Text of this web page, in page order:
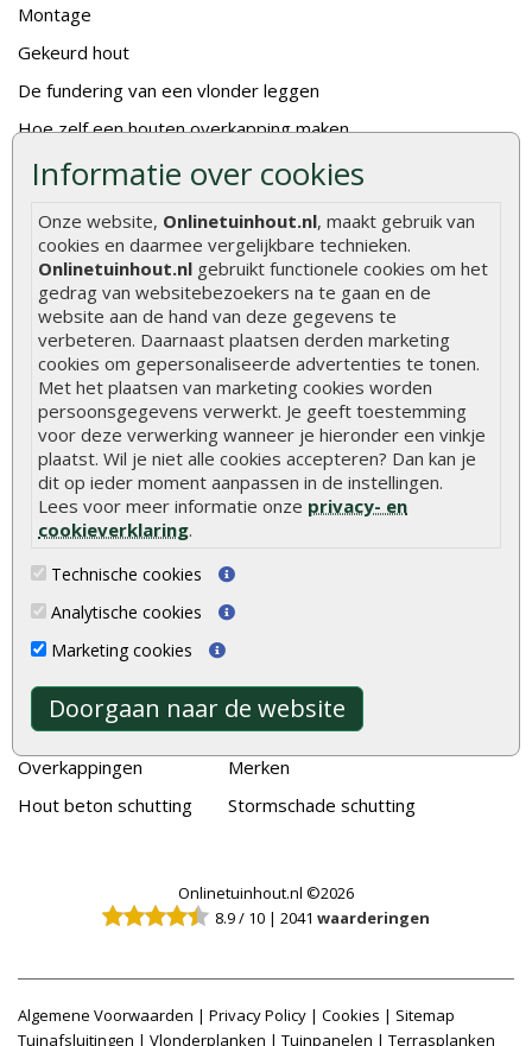
Informatie over cookies
Onze website, Onlinetuinhout.nl, maakt gebruik van
cookies en daarmee vergelijkbare technieken.
Onlinetuinhout.nl gebruikt functionele cookies om het
gedrag van websitebezoekers na te gaan en de
website aan de hand van deze gegevens te
verbeteren. Daarnaast plaatsen derden marketing
cookies om gepersonaliseerde advertenties te tonen.
Met het plaatsen van marketing cookies worden
persoonsgegevens verwerkt. Je geeft toestemming
voor deze verwerking wanneer je hieronder een vinkje
plaatst. Wil je niet alle cookies accepteren? Dan kan je
dit op ieder moment aanpassen in de instellingen.
Lees voor meer informatie onze privacy- en
cookieverklaring.
Technische cookies
Analytische cookies
Marketing cookies
Doorgaan naar de website
Montage
Gekeurd hout
De fundering van een vlonder leggen
Hoe zelf een houten overkapping maken
Hoe zelf een vlonder leggen
Hoe betonpaal plaatsen
Hoe schutting plaatsen
De 9 beste tuinschermen van Onlinetuinhout.nl
Stijlvolle houtsoorten voor in de tuin
Duurzame tuin
Welke palen voor een schapenhek
Alle populaire categorieën
Tuinhout
Schutting
Vlonderplanken
Tuinpalen
Tuinhekken
Tuinhuizen
Blokhutten
Overkappingen
Hout beton schutting
Tuindeuren
Schuttingplanken
Steigerplanken
Rabatdelen
Aanbiedingen
Merken
Stormschade schutting
Onlinetuinhout.nl ©2026
8.9/ 10 | 2041 waarderingen
Algemene Voorwaarden | Privacy Policy | Cookies | Sitemap
Tuinafsluitingen | Vlonderplanken | Tuinpanelen | Terrasplanken